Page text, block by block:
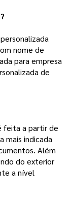
nome de
para empresa
de
feita a partir de
mais indicada
Além
do exterior
a nível